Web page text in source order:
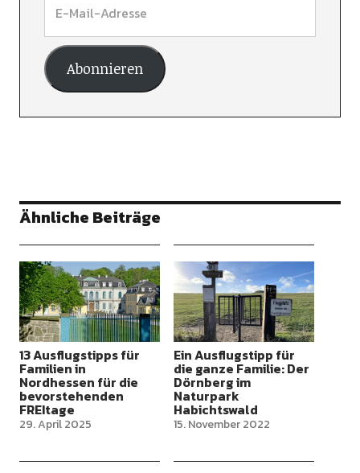
Abonnieren
Ähnliche Beiträge
13 Ausflugstipps für
Familien in
Nordhessen für die
bevorstehenden
FREItage
29. April 2025
Ein Ausflugstipp für
die ganze Familie: Der
Dörnberg im
Naturpark
Habichtswald
15. November 2022